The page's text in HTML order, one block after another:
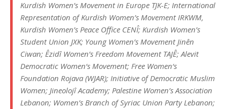
Kurdish Women’s Movement in Europe TJK-E; International
Representation of Kurdish Women’s Movement IRKWM,
Kurdish Women’s Peace Office CENÎ; Kurdish Women’s
Student Union JXK; Young Women’s Movement Jinên
Ciwan; Êzidî Women’s Freedom Movement TAJÊ; Alevit
Democratic Women‘s Movement; Free Women‘s
Foundation Rojava (WJAR); Initiative of Democratic Muslim
Women; Jineolojî Academy; Palestine Women’s Association
Lebanon; Women’s Branch of Syriac Union Party Lebanon;